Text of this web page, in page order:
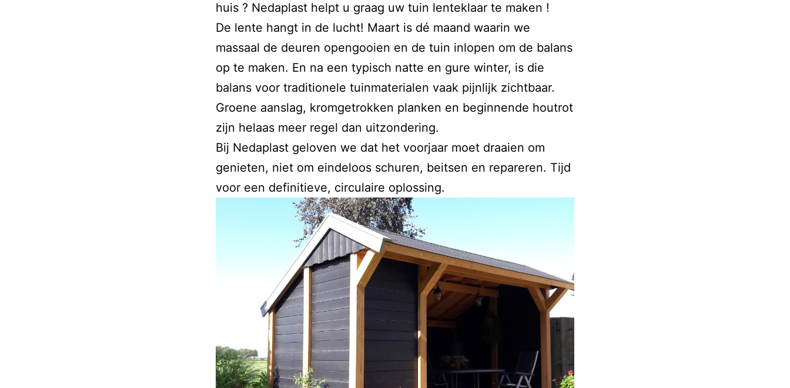
huis ? Nedaplast helpt u graag uw tuin lenteklaar te maken !
De lente hangt in de lucht! Maart is dé maand waarin we
massaal de deuren opengooien en de tuin inlopen om de balans
op te maken. En na een typisch natte en gure winter, is die
balans voor traditionele tuinmaterialen vaak pijnlijk zichtbaar.
Groene aanslag, kromgetrokken planken en beginnende houtrot
zijn helaas meer regel dan uitzondering.
Bij Nedaplast geloven we dat het voorjaar moet draaien om
genieten, niet om eindeloos schuren, beitsen en repareren. Tijd
voor een definitieve, circulaire oplossing.